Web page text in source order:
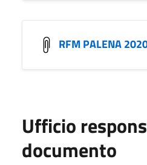
RFM PALENA
Ufficio
documento